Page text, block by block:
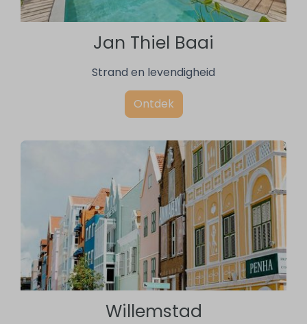
Jan Thiel Baai
Strand en levendigheid
Ontdek
Willemstad